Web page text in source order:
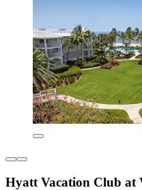
Hyatt Vacation Club at